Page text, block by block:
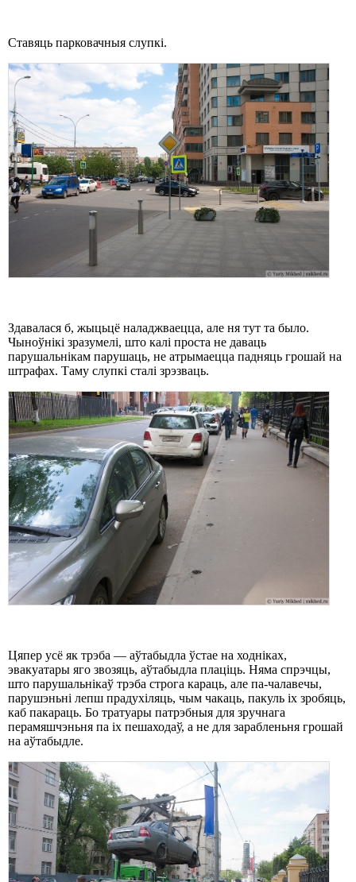
Ставяць парковачныя слупкі.
Здавалася б, жыцьцё наладжваецца, але ня тут та было.
Чыноўнікі зразумелі, што калі проста не даваць
парушальнікам парушаць, не атрымаецца падняць грошай на
штрафах. Таму слупкі сталі зрэзваць.
Цяпер усё як трэба — аўтабыдла ўстае на ходніках,
эвакуатары яго звозяць, аўтабыдла плаціць. Няма спрэчцы,
што парушальнікаў трэба строга караць, але па-чалавечы,
парушэньні лепш прадухіляць, чым чакаць, пакуль іх зробяць,
каб пакараць. Бо тратуары патрэбныя для зручнага
перамяшчэньня па іх пешаходаў, а не для зарабленьня грошай
на аўтабыдле.